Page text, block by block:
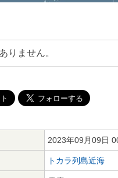
りません。
2023年09月09日
トカラ列島近海